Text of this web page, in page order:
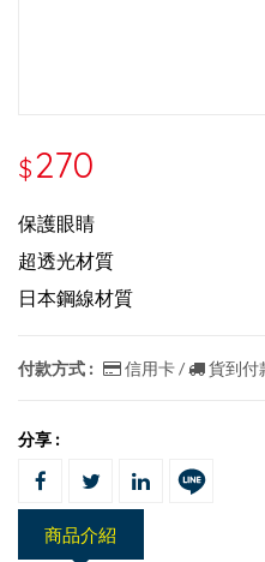
$270
保護眼睛
超透光材質
日本鋼線材質
付款方式 : 信用卡 / 貨到付
分享 :
商品介紹